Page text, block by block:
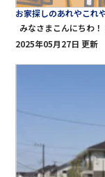
お家探しのあれやこれ
2025年05月27日 更新